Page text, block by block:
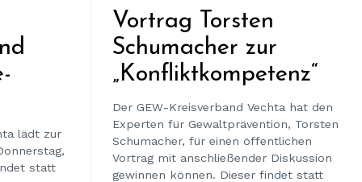
lädt zur
statt
Vortrag Torsten
Schumacher zur
„Konfliktkompetenz“
Der GEW-Kreisverband Vechta hat den
Experten für Gewaltprävention, Torsten
Schumacher, für einen öffentlichen
Vortrag mit anschließender Diskussion
gewinnen können. Dieser findet statt